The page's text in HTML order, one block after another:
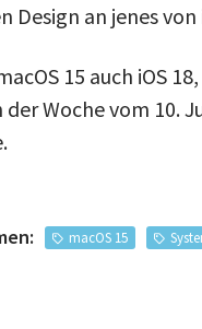
Design an jenes
15 auch iOS
der Woche vom
macOS 15